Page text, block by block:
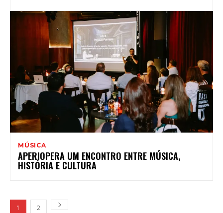
MÚSICA
APERIOPERA UM ENCONTRO ENTRE MÚSICA,
HISTÓRIA E CULTURA
1 2